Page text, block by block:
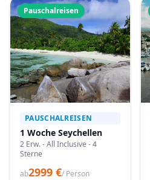
Pauschalreisen
PAUSCHALREISEN
1 Woche Seychellen
2 Erw. - All Inclusive - 4
Sterne
ab2999 €/ Person